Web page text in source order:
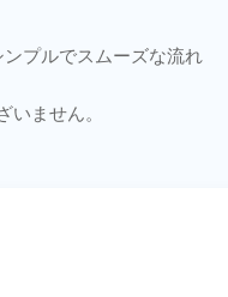
プルでスムーズな流れ
いません。